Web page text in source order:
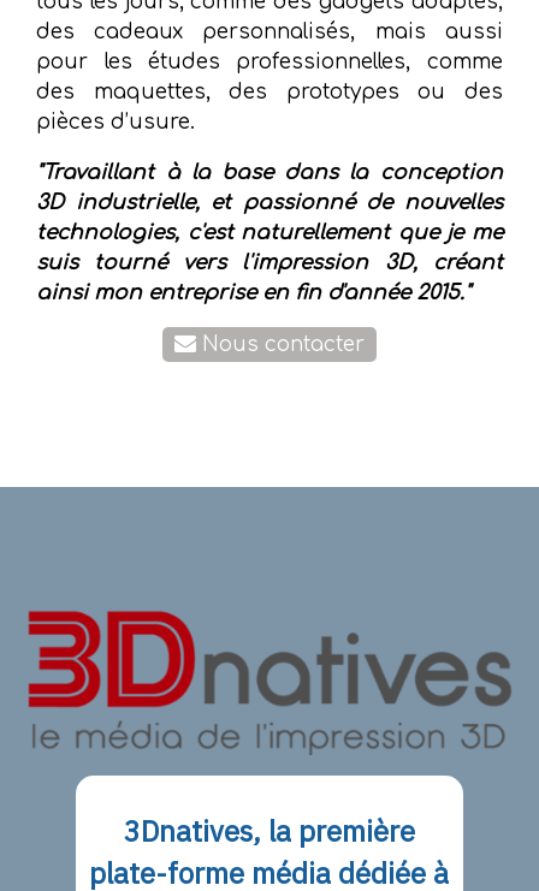
des cadeaux personnalisés, mais aussi
pour les études professionnelles, comme
des maquettes, des prototypes ou des
pièces d’usure.
"Travaillant à la base dans la conception
3D industrielle, et passionné de nouvelles
technologies, c'est naturellement que je me
suis tourné vers l'impression 3D, créant
ainsi mon entreprise en fin d'année 2015."
Nous contacter
3Dnatives, la première
plate-forme média dédiée à